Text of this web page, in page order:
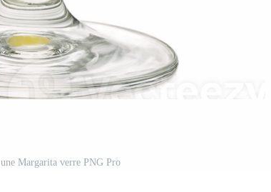
une Margarita verre PNG Pro